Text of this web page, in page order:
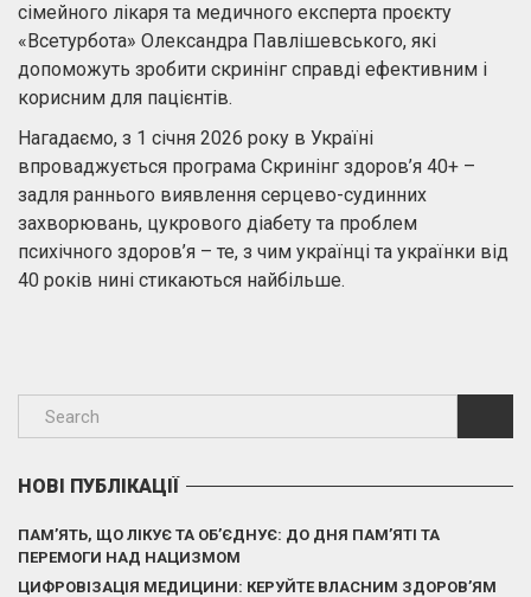
сімейного лікаря та медичного експерта проєкту
«Всетурбота» Олександра Павлішевського, які
допоможуть зробити скринінг справді ефективним і
корисним для пацієнтів.
Нагадаємо, з 1 січня 2026 року в Україні
впроваджується програма Скринінг здоров’я 40+ –
задля раннього виявлення серцево-судинних
захворювань, цукрового діабету та проблем
психічного здоров’я – те, з чим українці та українки від
40 років нині стикаються найбільше.
НОВІ ПУБЛІКАЦІЇ
ПАМ’ЯТЬ, ЩО ЛІКУЄ ТА ОБ’ЄДНУЄ: ДО ДНЯ ПАМ’ЯТІ ТА
ПЕРЕМОГИ НАД НАЦИЗМОМ
ЦИФРОВІЗАЦІЯ МЕДИЦИНИ: КЕРУЙТЕ ВЛАСНИМ ЗДОРОВ’ЯМ